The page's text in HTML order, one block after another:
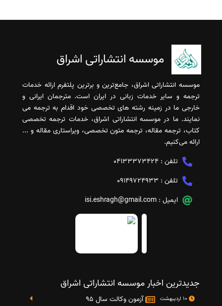
موسسه انتشاراتی اشراق
موسسه انتشاراتی اشراق، جامع‌ترین و برترین پلتفرم ارائه خدمات
ترجمه و سایر خدمات زبانی در ایران است. مترجمان ایرانی و
خارجی ما در زمینه رشته های تخصصی خود اقدام به ترجمه می
نمایند. ما در موسسه انتشاراتی اشراق، خدمات ترجمه تخصصی
کتاب، ترجمه مقاله، ترجمه متون تخصصی، ویراستاری مقاله و ...
ارائه می‌کنیم.
تلفن : 04133373424
تلفن : 09149724933
ایمیل : isi.eshragh@gmail.com
جدیدترین اخبار موسسه انتشاراتی اشراق
آزمون وکالت سال 95